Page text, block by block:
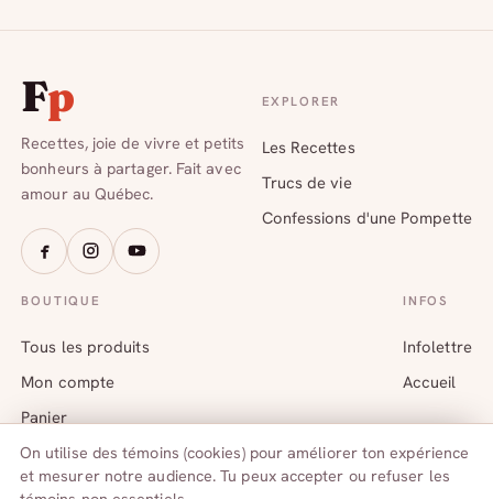
Fp
Recettes, joie de vivre et petits
bonheurs à partager. Fait avec
amour au Québec.
EXPLORER
Les Recettes
Trucs de vie
Confessions d'une Pompette
BOUTIQUE
Tous les produits
Mon compte
Panier
INFOS
Infolettre
Accueil
On utilise des témoins (cookies) pour améliorer ton expérience
et mesurer notre audience. Tu peux accepter ou refuser les